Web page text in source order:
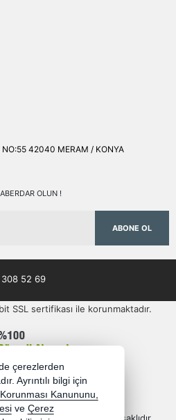
NO:55 42040 MERAM / KONYA
OLUN !
ABONE OL
52 69
SSL sertifikası ile korunmaktadır.
çerezlerden
Ayrıntılı bilgi için
Kanununu,
ve Çerez